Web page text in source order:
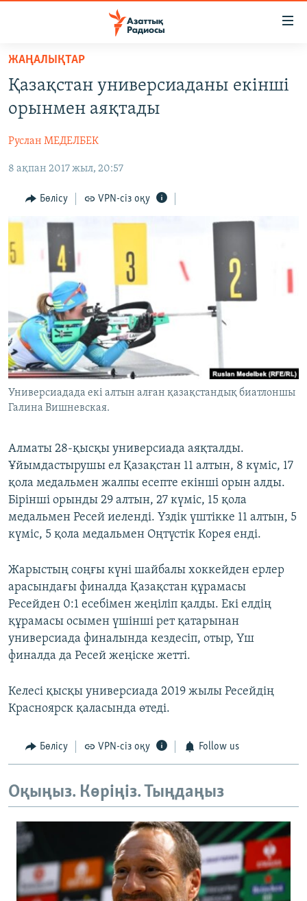
Skip
main
content
Skip
to
Navigation
Search
САЯСАТ
AZATTYQTV
ҚАҢТАР ОҚИҒАСЫ
АДАМ ҚҰҚЫҚТАРЫ
ӘЛЕУМЕТ
ӘЛЕМ
АРНАЙЫ ЖОБАЛАР
ЖАЗЫЛЫҢЫЗ
Басқа тілдерде
ЖАҢАЛЫҚТАР
Қазақстан универсиаданы екінші
орынмен аяқтады
Руслан МЕДЕЛБЕК
8 ақпан 2017 жыл, 20:57
Бөлісу VPN-сіз оқу
Универсиадада екі алтын алған қазақстандық биатлоншы
Галина Вишневская.
Алматы 28-қысқы универсиада аяқталды.
Ұйымдастырушы ел Қазақстан 11 алтын, 8 күміс, 17
қола медальмен жалпы есепте екінші орын алды.
Бірінші орынды 29 алтын, 27 күміс, 15 қола
медальмен Ресей иеленді. Үздік үштікке 11 алтын, 5
күміс, 5 қола медальмен Оңтүстік Корея енді.
Жарыстың соңғы күні шайбалы хоккейден ерлер
арасындағы финалда Қазақстан құрамасы
Ресейден 0:1 есебімен жеңіліп қалды. Екі елдің
құрамасы осымен үшінші рет қатарынан
универсиада финалында кездесіп, отыр, Үш
финалда да Ресей жеңіске жетті.
Келесі қысқы универсиада 2019 жылы Ресейдің
Красноярск қаласында өтеді.
Бөлісу VPN-сіз оқу Follow us
Оқыңыз. Көріңіз. Тыңдаңыз